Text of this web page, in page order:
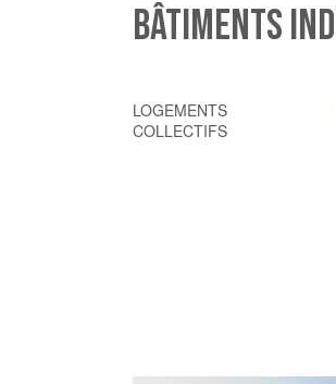
BÂTIMENTS
LOGEMENTS
COLLECTIFS